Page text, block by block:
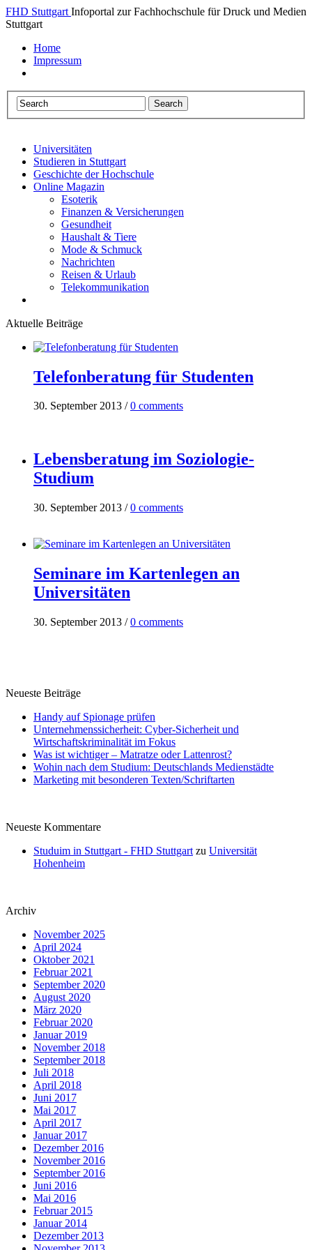
FHD Stuttgart Infoportal zur Fachhochschule für Druck und Medien
Stuttgart
Home
Impressum
Universitäten
Studieren in Stuttgart
Geschichte der Hochschule
Online Magazin
Esoterik
Finanzen & Versicherungen
Gesundheit
Haushalt & Tiere
Mode & Schmuck
Nachrichten
Reisen & Urlaub
Telekommunikation
Aktuelle Beiträge
Telefonberatung für Studenten
30. September 2013 /0 comments
Lebensberatung im Soziologie-
Studium
30. September 2013 /0 comments
Seminare im Kartenlegen an
Universitäten
30. September 2013 /0 comments
Neueste Beiträge
Handy auf Spionage prüfen
Unternehmenssicherheit: Cyber-Sicherheit und
Wirtschaftskriminalität im Fokus
Was ist wichtiger – Matratze oder Lattenrost?
Wohin nach dem Studium: Deutschlands Medienstädte
Marketing mit besonderen Texten/Schriftarten
Neueste Kommentare
Studuim in Stuttgart - FHD Stuttgart zu Universität
Hohenheim
Archiv
November 2025
April 2024
Oktober 2021
Februar 2021
September 2020
August 2020
März 2020
Februar 2020
Januar 2019
November 2018
September 2018
Juli 2018
April 2018
Juni 2017
Mai 2017
April 2017
Januar 2017
Dezember 2016
November 2016
September 2016
Juni 2016
Mai 2016
Februar 2015
Januar 2014
Dezember 2013